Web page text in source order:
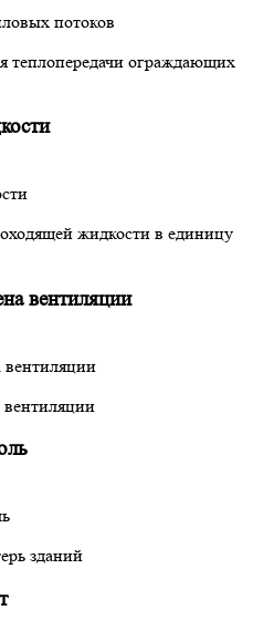
теплопередачи ограждающих
жидкости в единицу
вентиляции
зданий